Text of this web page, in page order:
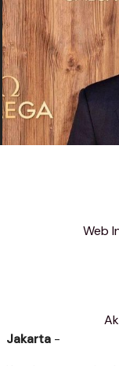
Web
Jakarta -